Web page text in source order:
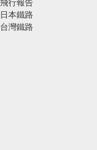
飛行報告
日本鐵路
台灣鐵路